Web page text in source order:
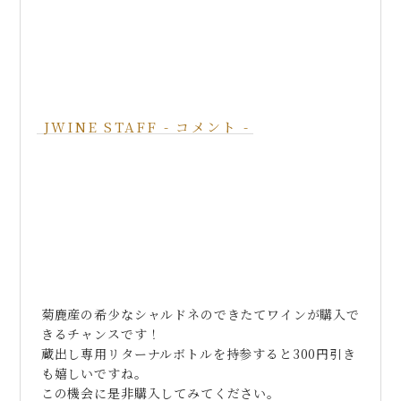
菊鹿産の希少なシャルドネのできたてワインが購入で
きるチャンスです！
蔵出し専用リターナルボトルを持参すると300円引き
も嬉しいですね。
この機会に是非購入してみてください。